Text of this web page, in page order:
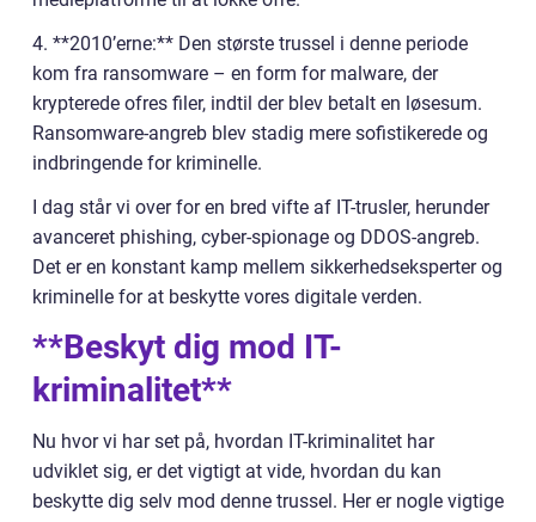
4. **2010’erne:** Den største trussel i denne periode
kom fra ransomware – en form for malware, der
krypterede ofres filer, indtil der blev betalt en løsesum.
Ransomware-angreb blev stadig mere sofistikerede og
indbringende for kriminelle.
I dag står vi over for en bred vifte af IT-trusler, herunder
avanceret phishing, cyber-spionage og DDOS-angreb.
Det er en konstant kamp mellem sikkerhedseksperter og
kriminelle for at beskytte vores digitale verden.
**Beskyt dig mod IT-
kriminalitet**
Nu hvor vi har set på, hvordan IT-kriminalitet har
udviklet sig, er det vigtigt at vide, hvordan du kan
beskytte dig selv mod denne trussel. Her er nogle vigtige